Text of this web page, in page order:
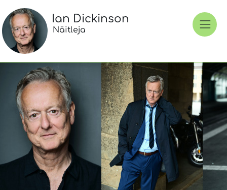
Ian Dickinson
Näitleja